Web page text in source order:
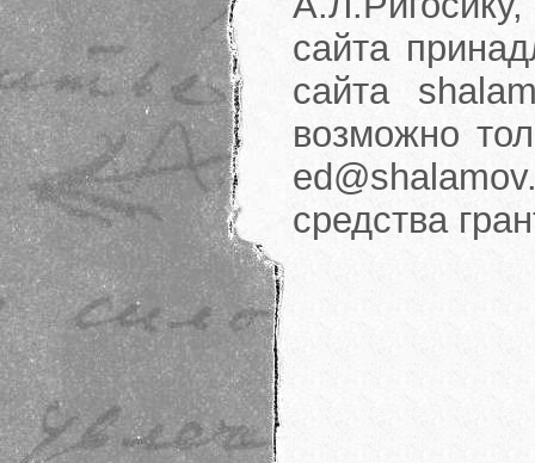
сайта
сайта
возможно
средства